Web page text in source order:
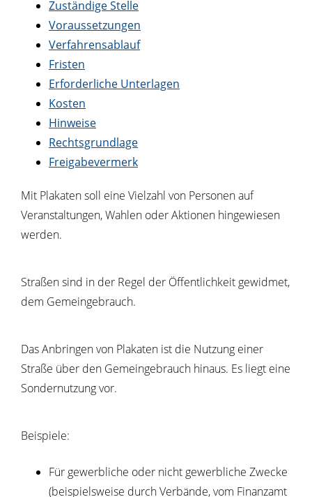
Zuständige Stelle
Voraussetzungen
Verfahrensablauf
Fristen
Erforderliche Unterlagen
Kosten
Hinweise
Rechtsgrundlage
Freigabevermerk
Mit Plakaten soll eine Vielzahl von Personen auf
Veranstaltungen, Wahlen oder Aktionen hingewiesen
werden.
Straßen sind in der Regel der Öffentlichkeit gewidmet,
dem Gemeingebrauch.
Das Anbringen von Plakaten ist die Nutzung einer
Straße über den Gemeingebrauch hinaus. Es liegt eine
Sondernutzung vor.
Beispiele:
Für gewerbliche oder nicht gewerbliche Zwecke
(beispielsweise durch Verbände, vom Finanzamt